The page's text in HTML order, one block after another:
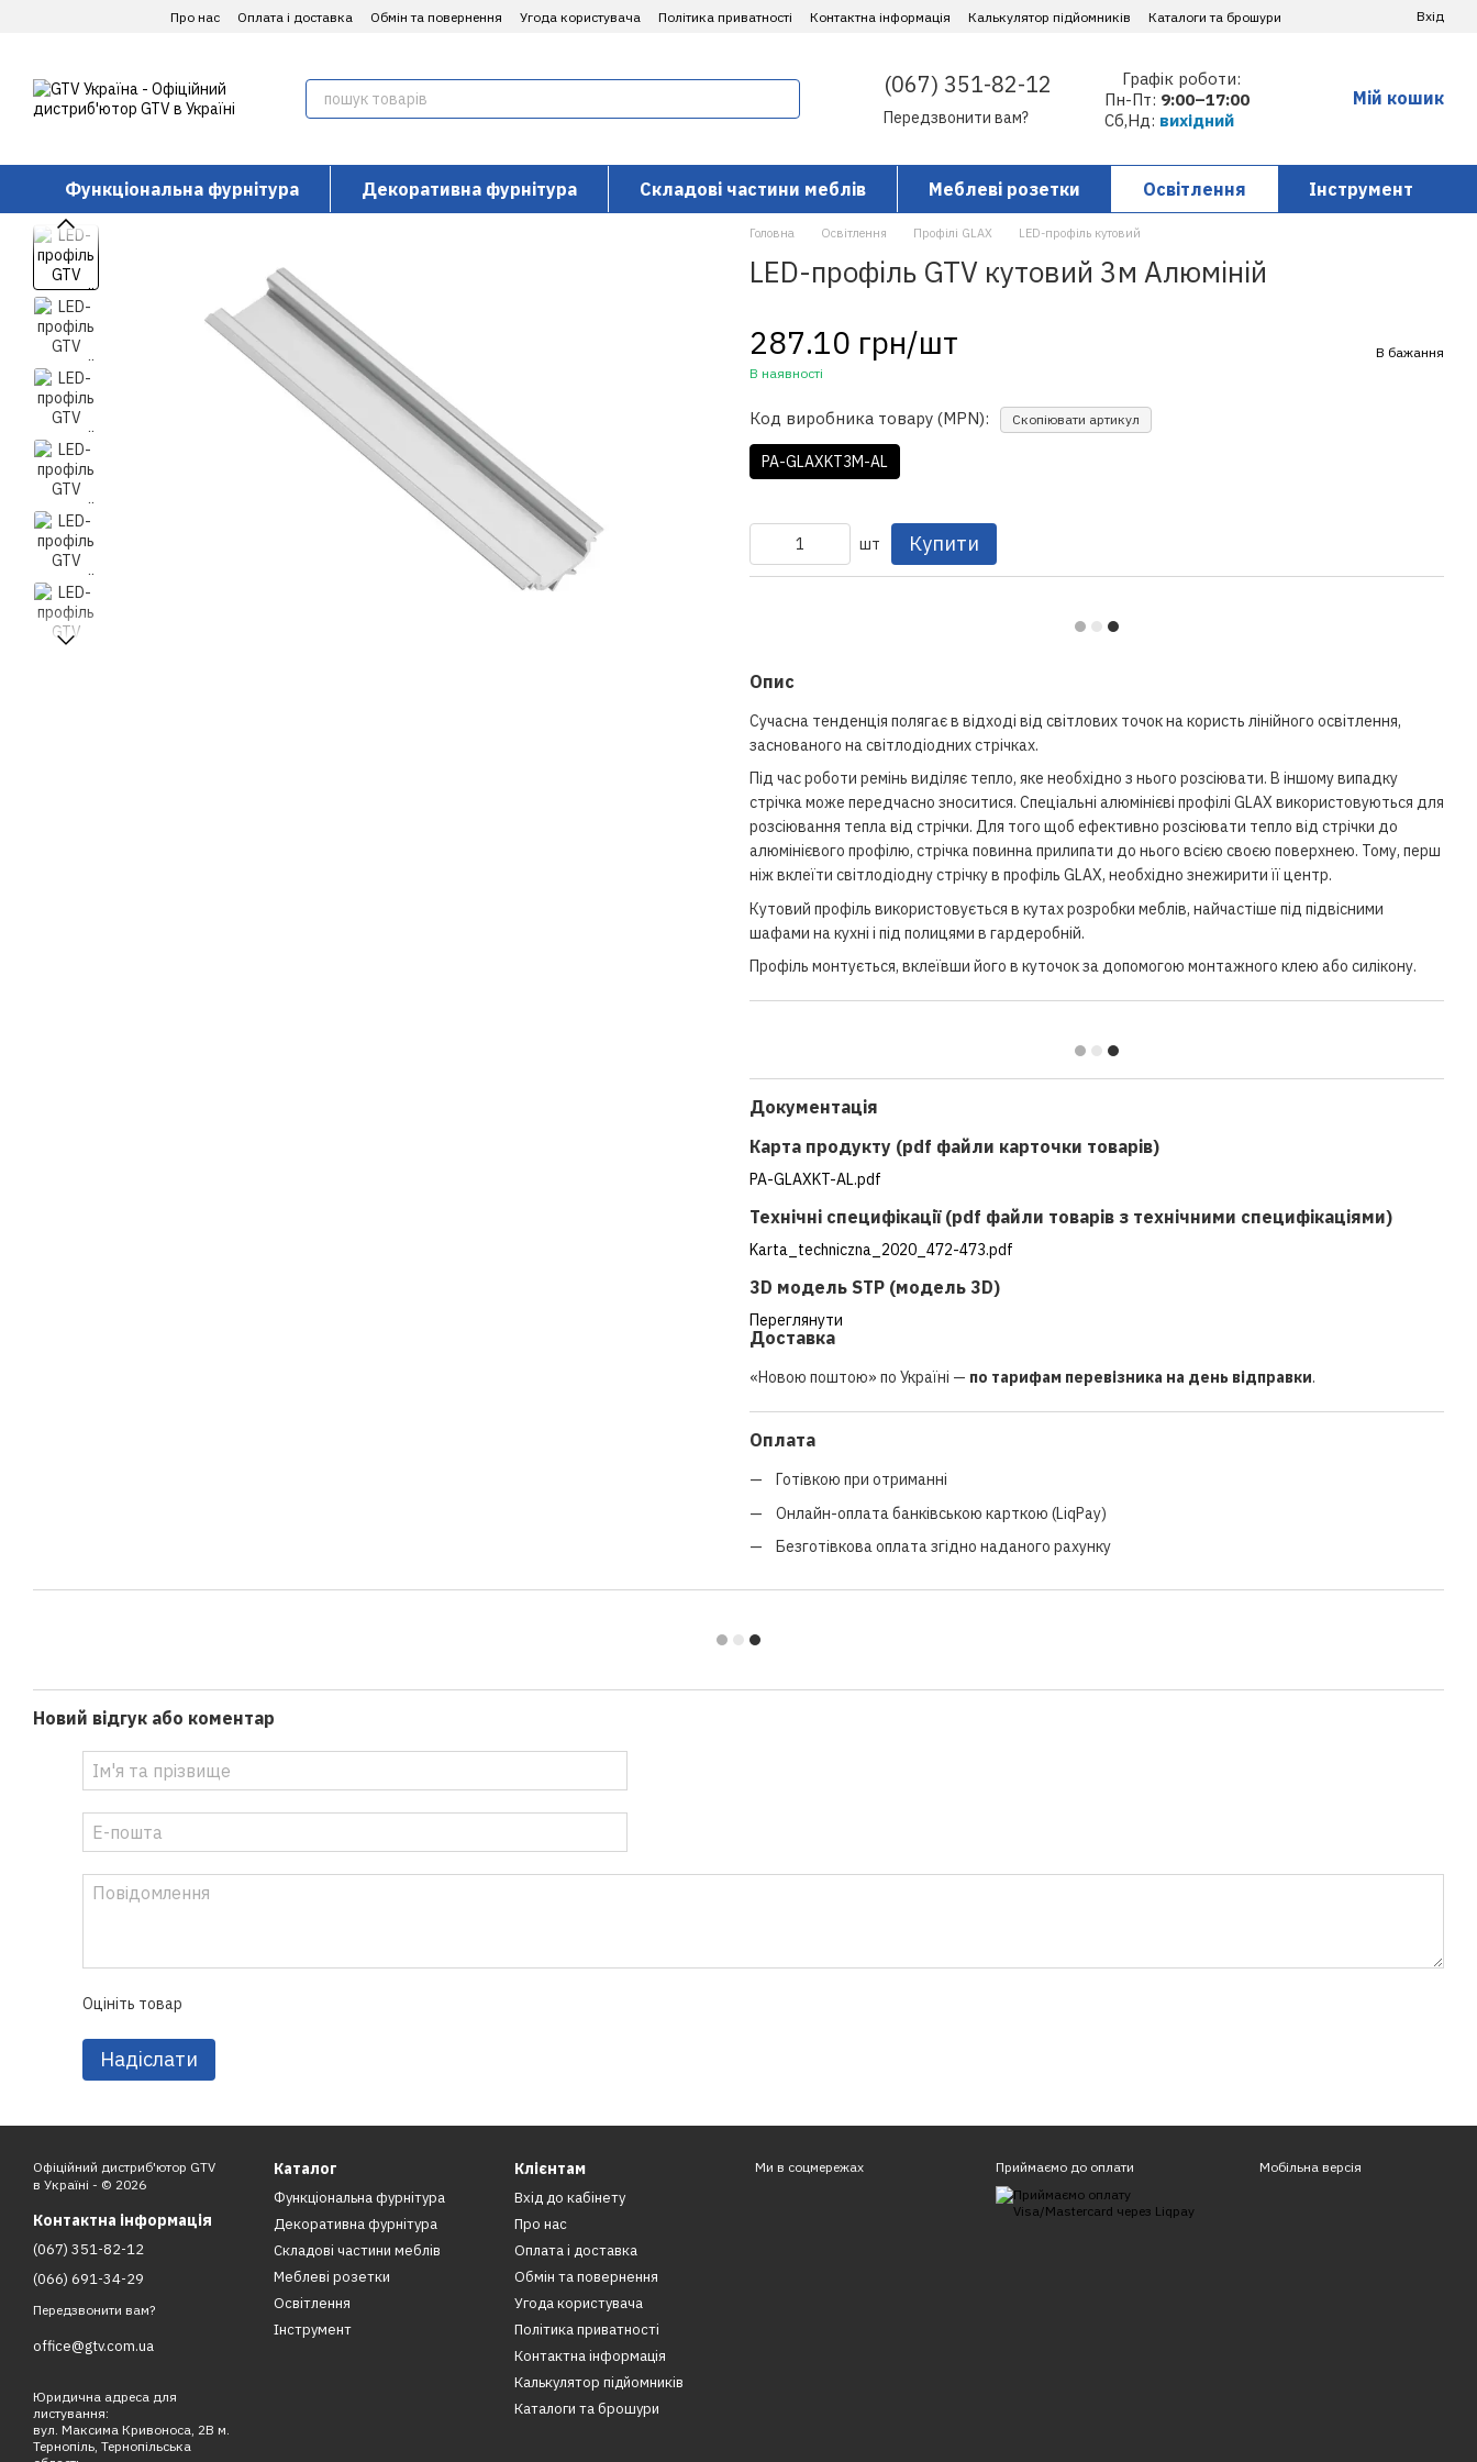
Перейти до основного контенту
Про нас Оплата і доставка Обмін та повернення Угода користувача Політика приватності Контактна інформація ​Калькулятор підйомників Каталоги та брошури Вхід
(067) 351-82-12
Передзвонити вам?
Графік роботи:
Пн-Пт: 9:00–17:00
Сб,Нд: вихідний
Мій кошик
Функціональна фурнітура Декоративна фурнітура Складові частини меблів Меблеві розетки Освітлення Інструмент
Головна Освітлення Профілі GLAX LED-профіль кутовий
LED-профіль GTV кутовий 3м Алюміній
287.10 грн/шт
В наявності
В бажання
Код виробника товару (MPN): Скопіювати артикул
PA-GLAXKT3M-AL
шт Купити
Опис
Сучасна тенденція полягає в відході від світлових точок на користь лінійного освітлення,
заснованого на світлодіодних стрічках.
Під час роботи ремінь виділяє тепло, яке необхідно з нього розсіювати. В іншому випадку
стрічка може передчасно зноситися. Спеціальні алюмінієві профілі GLAX використовуються для
розсіювання тепла від стрічки. Для того щоб ефективно розсіювати тепло від стрічки до
алюмінієвого профілю, стрічка повинна прилипати до нього всією своєю поверхнею. Тому, перш
ніж вклеїти світлодіодну стрічку в профіль GLAX, необхідно знежирити її центр.
Кутовий профіль використовується в кутах розробки меблів, найчастіше під підвісними
шафами на кухні і під полицями в гардеробній.
Профіль монтується, вклеївши його в куточок за допомогою монтажного клею або силікону.
Документація
Карта продукту (pdf файли карточки товарів)
PA-GLAXKT-AL.pdf
Технічні специфікації (pdf файли товарів з технічними специфікаціями)
Karta_techniczna_2020_472-473.pdf
3D модель STP (модель 3D)
Переглянути
Доставка
«Новою поштою» по Україні — по тарифам перевізника на день відправки.
Оплата
Готівкою при отриманні
Онлайн-оплата банківською карткою (LiqPay)
Безготівкова оплата згідно наданого рахунку
Новий відгук або коментар
Оцініть товар
Надіслати
Офіційний дистриб'ютор GTV
в Україні - © 2026
Контактна інформація
(067) 351-82-12
(066) 691-34-29
Передзвонити вам?
office@gtv.com.ua
Юридична адреса для
листування:
вул. Максима Кривоноса, 2В м.
Тернопіль, Тернопільська
Каталог
Функціональна фурнітура
Декоративна фурнітура
Складові частини меблів
Меблеві розетки
Освітлення
Інструмент
Клієнтам
Вхід до кабінету
Про нас
Оплата і доставка
Обмін та повернення
Угода користувача
Політика приватності
Контактна інформація
​Калькулятор підйомників
Каталоги та брошури
Ми в соцмережах Приймаємо до оплати Мобільна версія